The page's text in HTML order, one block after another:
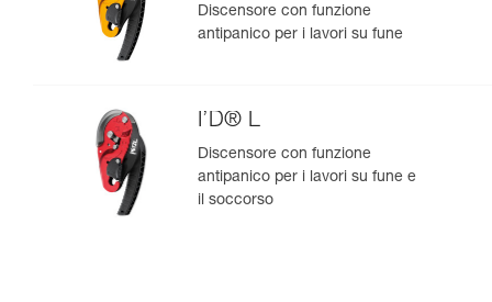
Discensore con funzione
antipanico per i lavori su fune
I’D® L
Discensore con funzione
antipanico per i lavori su fune e
il soccorso